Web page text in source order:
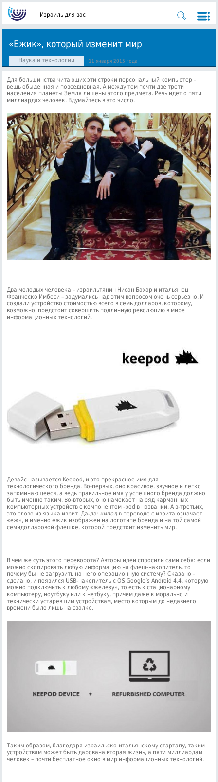
Израиль для вас
«Ежик», который изменит мир
Наука и технологии 11 января 2015 года
Для большинства читающих эти строки персональный компьютер –
вещь обыденная и повседневная. А между тем почти две трети
населения планеты Земля лишены этого предмета. Речь идет о пяти
миллиардах человек. Вдумайтесь в это число.
Два молодых человека – израильтянин Нисан Бахар и итальянец
Франческо Имбеси – задумались над этим вопросом очень серьезно. И
создали устройство стоимостью всего в семь долларов, которому,
возможно, предстоит совершить подлинную революцию в мире
информационных технологий.
Девайс называется Keepod, и это прекрасное имя для
технологического бренда. Во-первых, оно красивое, звучное и легко
запоминающееся, а ведь правильное имя у успешного бренда должно
быть именно таким. Во-вторых, оно намекает на ряд карманных
компьютерных устройств с компонентом -pod в названии. А в-третьих,
это слово из языка иврит. Да-да:кипод в переводе с иврита означает
«еж», и именно ежик изображен на логотипе бренда и на той самой
семидолларовой флешке, которой предстоит изменить мир.
В чем же суть этого переворота? Авторы идеи спросили сами себя: если
можно скопировать любую информацию на флеш-накопитель, то
почему бы не загрузить на него операционную систему? Сказано –
сделано, и появился USB-накопитель с ОS Google’s Android 4.4, которую
можно подключить к любому «железу», то есть к стационарному
компьютеру, ноутбуку или к нетбуку, причем даже к морально и
технически устаревшим устройствам, место которым до недавнего
времени было лишь на свалке.
Таким образом, благодаря израильско-итальянскому стартапу, таким
устройствам может быть дарована вторая жизнь, а пяти миллиардам
человек – почти бесплатное окно в мир информационных технологий.